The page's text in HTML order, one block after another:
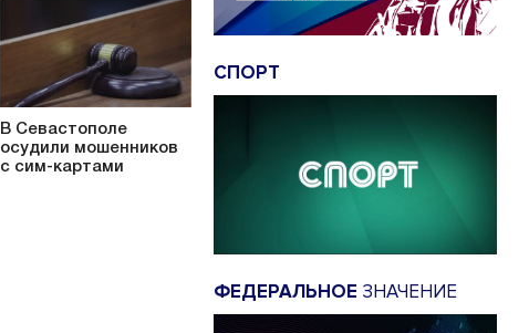
В Севастополе
осудили мошенников
с сим-картами
СПОРТ
ФЕДЕРАЛЬНОЕ ЗНАЧЕНИЕ